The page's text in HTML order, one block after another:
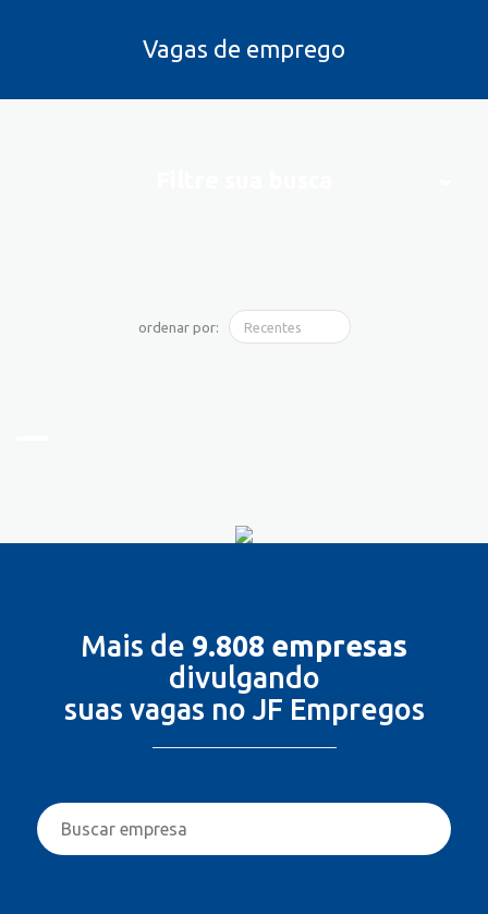
Vagas de emprego
ordenar por:
Mais de 9.808 empresas
divulgando
suas vagas no JF Empregos